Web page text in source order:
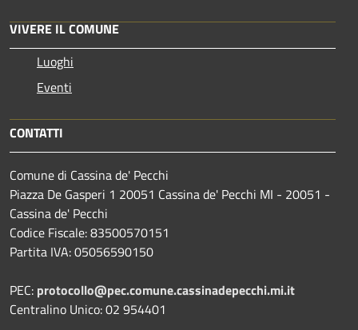
VIVERE IL COMUNE
Luoghi
Eventi
CONTATTI
Comune di Cassina de' Pecchi
Piazza De Gasperi 1 20051 Cassina de' Pecchi MI - 20051 -
Cassina de' Pecchi
Codice Fiscale: 83500570151
Partita IVA: 05056590150
PEC: protocollo@pec.comune.cassinadepecchi.mi.it
Centralino Unico: 02 954401